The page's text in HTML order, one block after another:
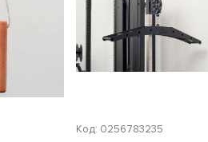
Код: 0256783235